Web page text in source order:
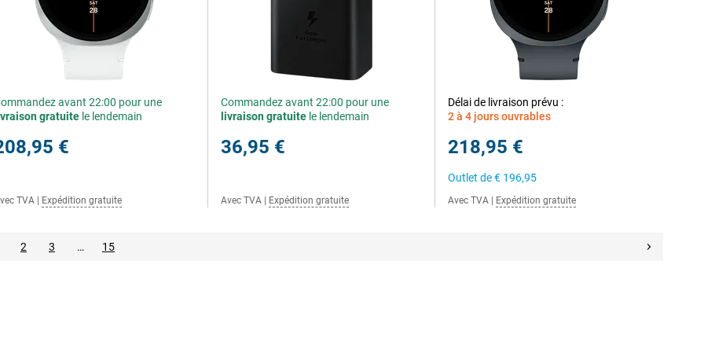
avant 22:00 pour une
gratuite le lendemain
€
TVA Expédition gratuite
Commandez avant 22:00 pour une
livraison gratuite le lendemain
36,95 €
Avec TVA Expédition gratuite
Délai de livraison prévu :
2 à 4 jours ouvrables
218,95 €
Outlet de€ 196,95
Avec TVA Expédition gratuite
2 3 … 15